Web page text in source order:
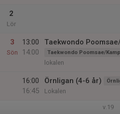
2
Lör
3
Sön
13:00
14:00
Taekwondo
Taekwondo Poomsae/Kamp
lokalen
16:00
16:45
Örnligan (4-6 år)
Lokalen
v.19